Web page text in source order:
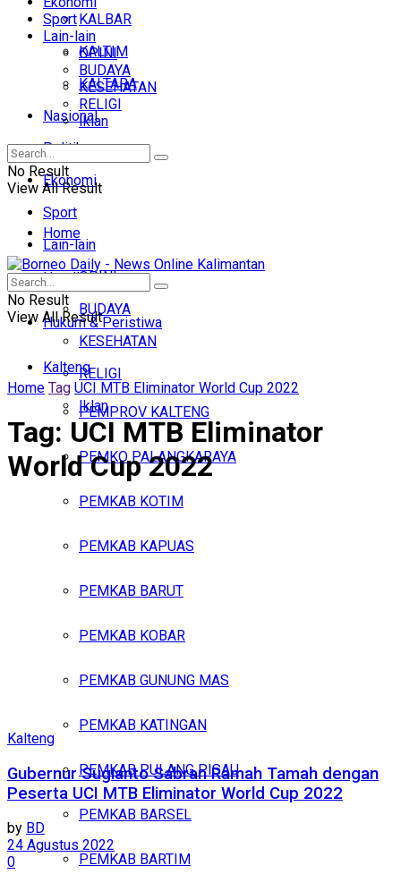
KALBAR
KALTIM
KALTARA
Nasional
Politik
Ekonomi
Sport
Lain-lain
OPINI
BUDAYA
KESEHATAN
RELIGI
Iklan
Jumat, Agustus 7, 2026
Sport
Lain-lain
OPINI
BUDAYA
KESEHATAN
RELIGI
Iklan
No Result
View All Result
Home
Headline
Hukum & Peristiwa
Kalteng
PEMPROV KALTENG
PEMKO PALANGKARAYA
PEMKAB KOTIM
PEMKAB KAPUAS
PEMKAB BARUT
PEMKAB KOBAR
PEMKAB GUNUNG MAS
PEMKAB KATINGAN
PEMKAB PULANG PISAU
PEMKAB BARSEL
PEMKAB BARTIM
No Result
View All Result
Home Tag UCI MTB Eliminator World Cup 2022
Tag: UCI MTB Eliminator
World Cup 2022
Kalteng
Gubernur Sugianto Sabran Ramah Tamah dengan
Peserta UCI MTB Eliminator World Cup 2022
by BD
24 Agustus 2022
0